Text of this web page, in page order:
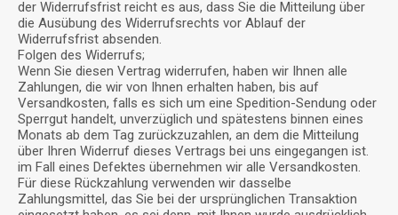
der Widerrufsfrist reicht es aus, dass Sie die Mitteilung über
die Ausübung des Widerrufsrechts vor Ablauf der
Widerrufsfrist absenden.
Folgen des Widerrufs;
Wenn Sie diesen Vertrag widerrufen, haben wir Ihnen alle
Zahlungen, die wir von Ihnen erhalten haben, bis auf
Versandkosten, falls es sich um eine Spedition-Sendung oder
Sperrgut handelt, unverzüglich und spätestens binnen eines
Monats ab dem Tag zurückzuzahlen, an dem die Mitteilung
über Ihren Widerruf dieses Vertrags bei uns eingegangen ist.
im Fall eines Defektes übernehmen wir alle Versandkosten.
Für diese Rückzahlung verwenden wir dasselbe
Zahlungsmittel, das Sie bei der ursprünglichen Transaktion